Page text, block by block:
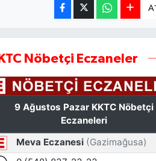
A-
Nöbetçi Eczaneler